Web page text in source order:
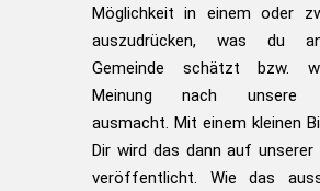
Möglichkeit in einem oder
auszudrücken, was du
Gemeinde schätzt bzw.
Meinung nach unsere
ausmacht. Mit einem kleinen
Dir wird das dann auf unserer
veröffentlicht. Wie das